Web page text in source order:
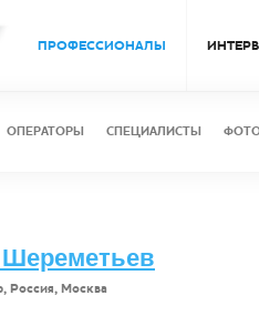
ПРОФЕССИОНАЛЫ
ОПЕРАТОРЫ СПЕЦИАЛИСТЫ
Шереметьев
Россия, Москва